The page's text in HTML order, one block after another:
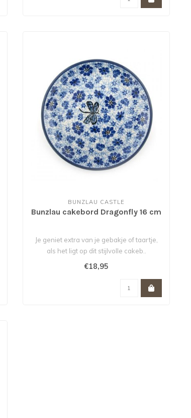
BUNZLAU CASTLE
Bunzlau cakebord Dragonfly 16 cm
Je geniet extra van je gebakje of taartje,
als het ligt op dit stijlvolle cakeb..
€18,95